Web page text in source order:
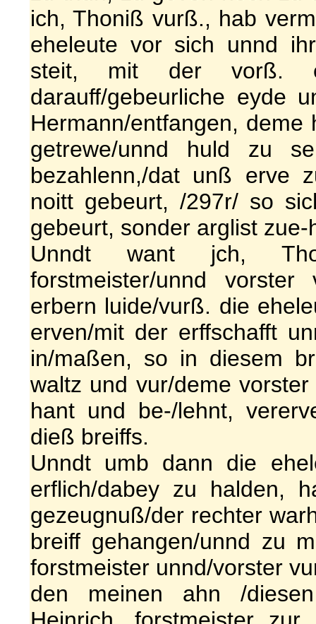
ich, Thoniß vurß., hab
eheleute vor sich unnd
steit, mit der vorß.
darauff/gebeurliche eyde
Hermann/entfangen,
getrewe/unnd huld zu
bezahlenn,/dat unß erve
noitt gebeurt, /297r/ so
gebeurt, sonder arglist zue-
Unndt want jch,
forstmeister/unnd
erbern luide/vurß. die
erven/mit der erffschafft
in/maßen, so in diesem
waltz und vur/deme
hant und be-/lehnt,
dieß breiffs.
Unndt umb dann die
erflich/dabey zu halden,
gezeugnuß/der rechter
breiff gehangen/unnd zu
forstmeister unnd/vorster
den meinen ahn /